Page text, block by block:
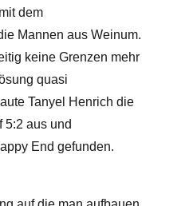
dem
Mannen aus Weinum.
keine Grenzen mehr
quasi
Tanyel Henrich die
5:2 aus und
End gefunden.